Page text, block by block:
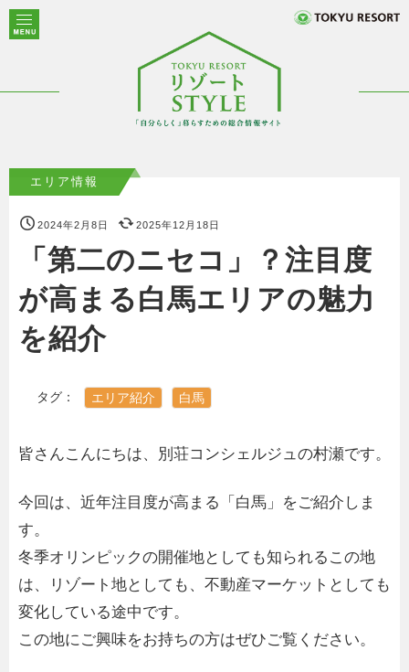
2024年2月8日 2025年12月18日
「第二のニセコ」？注目度
が高まる白馬エリアの魅力
を紹介
タグ： エリア紹介 白馬
エリア情報
皆さんこんにちは、別荘コンシェルジュの村瀬です。
今回は、近年注目度が高まる「白馬」をご紹介しま
す。
冬季オリンピックの開催地としても知られるこの地
は、リゾート地としても、不動産マーケットとしても
変化している途中です。
この地にご興味をお持ちの方はぜひご覧ください。